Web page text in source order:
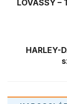
LOVASSY
HARLEY-